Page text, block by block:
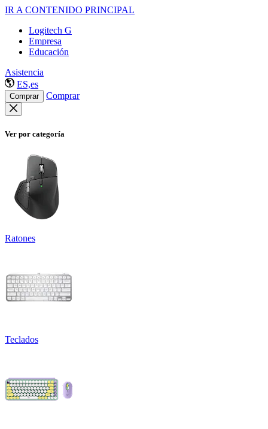
IR A CONTENIDO PRINCIPAL
Logitech G
Empresa
Educación
Asistencia
ES,es
Comprar Comprar
Ver por categoría
Ratones
Teclados